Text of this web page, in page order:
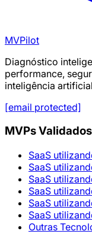
MVPilot
Diagnóstico
performance,
inteligência
[email protected]
MVPs
SaaS
SaaS
SaaS
SaaS
SaaS
SaaS
Outras